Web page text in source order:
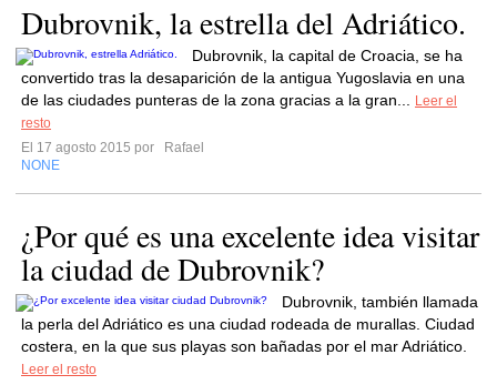
Dubrovnik, la estrella del Adriático.
Dubrovnik, la capital de Croacia, se ha
convertido tras la desaparición de la antigua Yugoslavia en una
de las ciudades punteras de la zona gracias a la gran...
Leer el
resto
El 17 agosto 2015 por
Rafael
NONE
¿Por qué es una excelente idea visitar
la ciudad de Dubrovnik?
Dubrovnik, también llamada
la perla del Adriático es una ciudad rodeada de murallas. Ciudad
costera, en la que sus playas son bañadas por el mar Adriático.
Leer el resto